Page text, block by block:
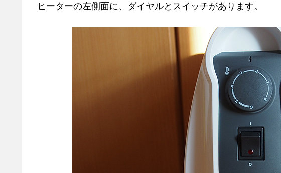
ヒーターの左側面に、ダイヤルとスイッチがあります。